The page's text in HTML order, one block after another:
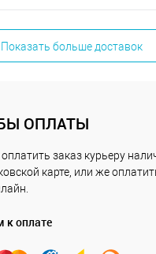
Показать больше доставок
ОПЛАТЫ
заказ курьеру
карте, или же
к оплате